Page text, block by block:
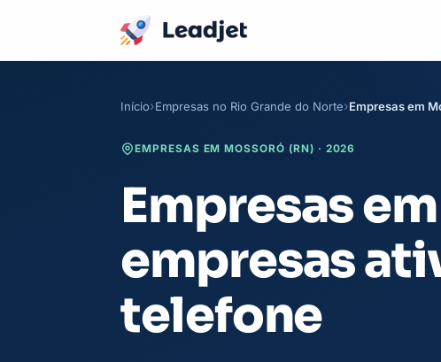
Início Empresas no Rio Grande do Norte Empresas em
EMPRESAS EM MOSSORÓ (RN) · 2026
Empresas
empresas
telefone